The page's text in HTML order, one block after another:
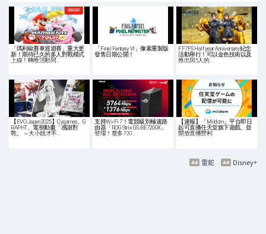
「瑪利歐賽車巡迴賽」重大更
新！期待已久的多人對戰模式
上線！轉推活動同…
「Final Fantasy VI」像素重製版
發售日期公開！
FF7FS Half year Anniversary紀念
活動舉行！可以金色技術以及
推出與5人的…
【EVO Japan 2025】Cygames、G
RAPHT、電視動畫「感謝對
戰。 ～大小姐才不…
支持Wi-Fi 7！電競級別極速路
由器「ROG Strix GS-BE7200X」
登場！最多7.2G…
【速報】「Mildom」平台即日
起可直播任天堂旗下遊戲、並
開放直播營利
Disney+
雷蛇